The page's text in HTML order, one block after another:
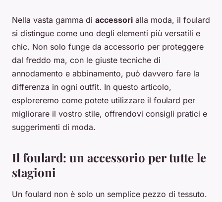
Nella vasta gamma di accessori alla moda, il foulard
si distingue come uno degli elementi più versatili e
chic. Non solo funge da accessorio per proteggere
dal freddo ma, con le giuste tecniche di
annodamento e abbinamento, può davvero fare la
differenza in ogni outfit. In questo articolo,
esploreremo come potete utilizzare il foulard per
migliorare il vostro stile, offrendovi consigli pratici e
suggerimenti di moda.
Il foulard: un accessorio per tutte le
stagioni
Un foulard non è solo un semplice pezzo di tessuto.